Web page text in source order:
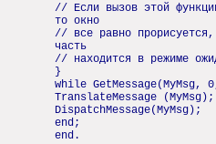
// Если вызов этой
то окно
// все равно
часть
// находится в режиме
}
while
TranslateMessage (MyMsg);
DispatchMessage(MyMsg);
end;
end.